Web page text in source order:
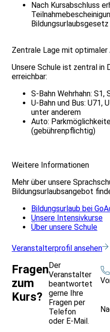
Nach Kursabschluss
Bildungsurlaubsgesetz
Zentrale Lage mit optimaler
Unsere Schule ist zentral in
erreichbar:
S-Bahn Wehrhahn: S1,
U-Bahn und Bus: U71,
unter anderem
Auto:
(gebührenpflichtig)
Weitere Informationen
Mehr über unsere
Bildungsurlaubsangebot
Bildungsurlaub bei
Unsere Intensivkurse
Über unsere Schule
Veranstalterprofil ansehen
Fragen
zum
Kurs?
Der
Veranstalter
beantwortet
gerne Ihre
Fragen per
Telefon
oder E-Mail.